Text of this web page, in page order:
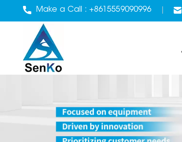
Make a Call : +8615559090996